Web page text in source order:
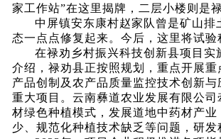
家工作站”在这里揭牌，二层小楼则是
中屏镇安东康村赵家队曾是矿山
态一点点修复起来。今后，这里将试
在禄劝乡村振兴科技创新县项目
介绍，禄劝县正按照规划，重点开展
产品创制及农产品质量监控技术创新
重大项目。云南彝道农业发展有限公
材绿色种植模式，发展道地中药材产
少、规范化种植技术缺乏等问题，研